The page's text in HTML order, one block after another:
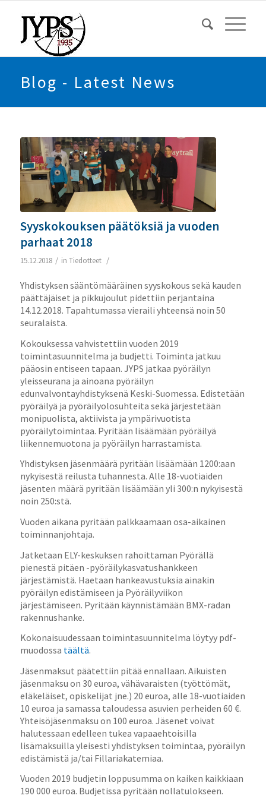
Blog - Latest News
Syyskokouksen päätöksiä ja vuoden
parhaat 2018
15.12.2018 / in Tiedotteet /
Yhdistyksen sääntömääräinen syyskokous sekä kauden
päättäjäiset ja pikkujoulut pidettiin perjantaina
14.12.2018. Tapahtumassa vieraili yhteensä noin 50
seuralaista.
Kokouksessa vahvistettiin vuoden 2019
toimintasuunnitelma ja budjetti. Toiminta jatkuu
pääosin entiseen tapaan. JYPS jatkaa pyöräilyn
yleisseurana ja ainoana pyöräilyn
edunvalvontayhdistyksenä Keski-Suomessa. Edistetään
pyöräilyä ja pyöräilyolosuhteita sekä järjestetään
monipuolista, aktiivista ja ympärivuotista
pyöräilytoimintaa. Pyritään lisäämään pyöräilyä
liikennemuotona ja pyöräilyn harrastamista.
Yhdistyksen jäsenmäärä pyritään lisäämään 1200:aan
nykyisestä reilusta tuhannesta. Alle 18-vuotiaiden
jäsenten määrä pyritään lisäämään yli 300:n nykyisestä
noin 250:stä.
Vuoden aikana pyritään palkkaamaan osa-aikainen
toiminnanjohtaja.
Jatketaan ELY-keskuksen rahoittaman Pyörällä
pienestä pitäen -pyöräilykasvatushankkeen
järjestämistä. Haetaan hankeavustuksia ainakin
pyöräilyn edistämiseen ja Pyöräilyviikon
järjestämiseen. Pyritään käynnistämään BMX-radan
rakennushanke.
Kokonaisuudessaan toimintasuunnitelma löytyy pdf-
muodossa täältä.
Jäsenmaksut päätettiin pitää ennallaan. Aikuisten
jäsenmaksu on 30 euroa, vähävaraisten (työttömät,
eläkeläiset, opiskelijat jne.) 20 euroa, alle 18-vuotiaiden
10 euroa ja samassa taloudessa asuvien perheiden 60 €.
Yhteisöjäsenmaksu on 100 euroa. Jäsenet voivat
halutessaan edelleen tukea vapaaehtoisilla
lisämaksuilla yleisesti yhdistyksen toimintaa, pyöräilyn
edistämistä ja/tai Fillariakatemiaa.
Vuoden 2019 budjetin loppusumma on kaiken kaikkiaan
190 000 euroa. Budjetissa pyritään nollatulokseen.